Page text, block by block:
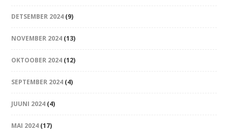
DETSEMBER 2024 (9)
NOVEMBER 2024 (13)
OKTOOBER 2024 (12)
SEPTEMBER 2024 (4)
JUUNI 2024 (4)
MAI 2024 (17)